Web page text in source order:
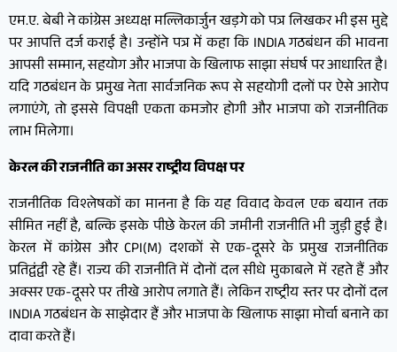
एम.ए. बेबी ने कांग्रेस अध्यक्ष मल्लिकार्जुन खड़गे को पत्र लिखकर भी इस मुद्दे
पर आपत्ति दर्ज कराई है। उन्होंने पत्र में कहा कि INDIA गठबंधन की भावना
आपसी सम्मान, सहयोग और भाजपा के खिलाफ साझा संघर्ष पर आधारित है।
यदि गठबंधन के प्रमुख नेता सार्वजनिक रूप से सहयोगी दलों पर ऐसे आरोप
लगाएंगे, तो इससे विपक्षी एकता कमजोर होगी और भाजपा को राजनीतिक
लाभ मिलेगा।
केरल की राजनीति का असर राष्ट्रीय विपक्ष पर
राजनीतिक विश्लेषकों का मानना है कि यह विवाद केवल एक बयान तक
सीमित नहीं है, बल्कि इसके पीछे केरल की जमीनी राजनीति भी जुड़ी हुई है।
केरल में कांग्रेस और CPI(M) दशकों से एक-दूसरे के प्रमुख राजनीतिक
प्रतिद्वंद्वी रहे हैं। राज्य की राजनीति में दोनों दल सीधे मुकाबले में रहते हैं और
अक्सर एक-दूसरे पर तीखे आरोप लगाते हैं। लेकिन राष्ट्रीय स्तर पर दोनों दल
INDIA गठबंधन के साझेदार हैं और भाजपा के खिलाफ साझा मोर्चा बनाने का
दावा करते हैं।